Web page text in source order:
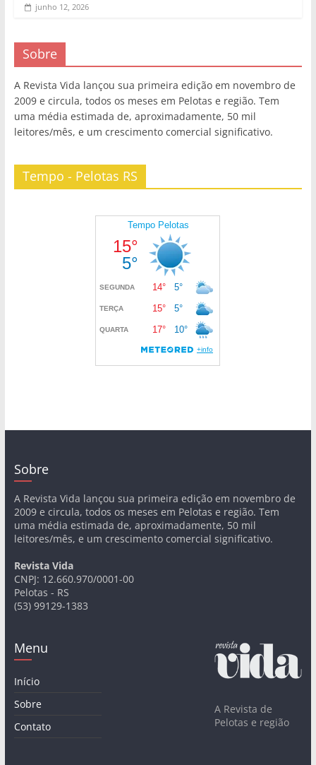
junho 12, 2026
Sobre
A Revista Vida lançou sua primeira edição em novembro de
2009 e circula, todos os meses em Pelotas e região. Tem
uma média estimada de, aproximadamente, 50 mil
leitores/mês, e um crescimento comercial significativo.
Tempo - Pelotas RS
Sobre
A Revista Vida lançou sua primeira edição em novembro de
2009 e circula, todos os meses em Pelotas e região. Tem
uma média estimada de, aproximadamente, 50 mil
leitores/mês, e um crescimento comercial significativo.
Revista Vida
CNPJ: 12.660.970/0001-00
Pelotas - RS
(53) 99129-1383
Menu
Início
Sobre
Contato
A Revista de
Pelotas e região